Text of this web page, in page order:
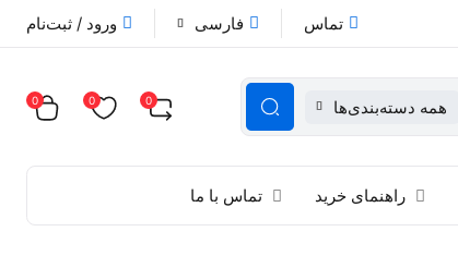
تماس فارسی ورود / ثبت‌نام
همه دسته‌بندی‌ها 0
0
0
راهنمای خرید تماس با ما